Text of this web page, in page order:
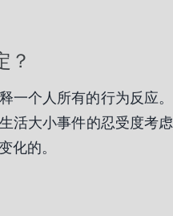
？
一个人所有的行为反应。
活大小事件的忍受度考虑
化的。